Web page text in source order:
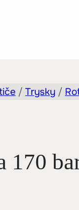
/ Trysky /
170